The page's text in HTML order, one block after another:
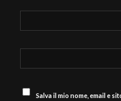
Salva il mio nome, email e